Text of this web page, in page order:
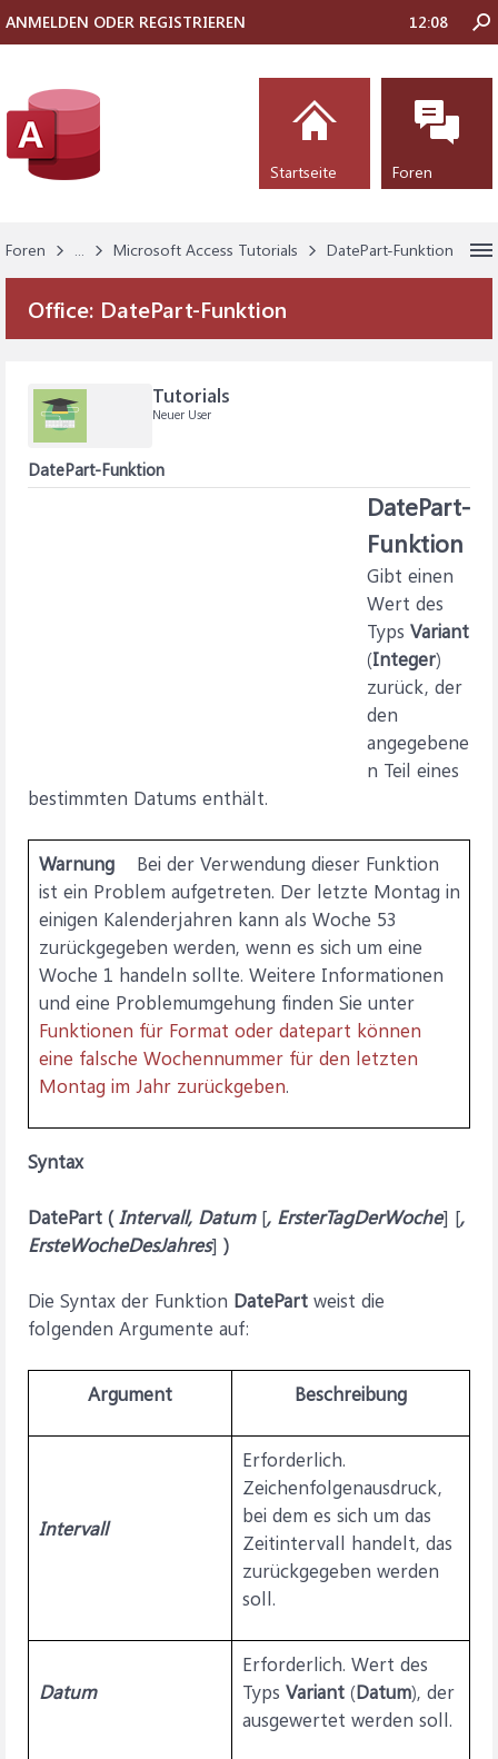
Foren ... Microsoft Access Tutorials DatePart-Funktion
Office: DatePart-Funktion
Tutorials
Neuer User
DatePart-Funktion
DatePart-
Funktion
Gibt einen
Wert des
Typs Variant
(Integer)
zurück, der
den
angegebene
n Teil eines
bestimmten Datums enthält.
WarnungBei der Verwendung dieser Funktion
ist ein Problem aufgetreten. Der letzte Montag in
einigen Kalenderjahren kann als Woche 53
zurückgegeben werden, wenn es sich um eine
Woche 1 handeln sollte. Weitere Informationen
und eine Problemumgehung finden Sie unter
Funktionen für Format oder datepart können
eine falsche Wochennummer für den letzten
Montag im Jahr zurückgeben.
Syntax
DatePart ( Intervall, Datum [, ErsterTagDerWoche] [,
ErsteWocheDesJahres] )
Die Syntax der Funktion DatePart weist die
folgenden Argumente auf:
Argument Beschreibung
Intervall
Erforderlich.
Zeichenfolgenausdruck,
bei dem es sich um das
Zeitintervall handelt, das
zurückgegeben werden
soll.
Datum
Erforderlich. Wert des
Typs Variant(Datum), der
ausgewertet werden soll.
ANMELDEN ODER REGISTRIEREN 12:08
Startseite Foren